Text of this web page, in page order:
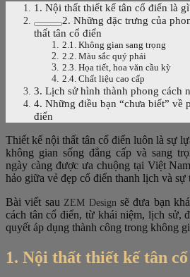
1. Nội thất thiết kế tân cổ điển là
2. Những đặc trưng của
thất tân cổ điển
2.1. Không gian sang trọng
2.2. Màu sắc quý phái
2.3. Họa tiết, hoa văn cầu kỳ
2.4. Chất liệu cao cấp
3. Lịch sử hình thành phong cách
4. Những điều bạn “chưa biết” về
điển
Thiết kế nội thất tân cổ điển luôn là sự
không gian sống đẳng cấp và sang
ngày càng được ưa chuộng tại Việt
hảo giữa vẻ đẹp cổ điển thanh lịch và sự
Bài viết sau ZEM Design sẽ đưa bạn
cách tân cổ điển, từ khái niệm, lịch sử,
quyết áp dụng thành công trong không
1. Nội thất thiết kế tân